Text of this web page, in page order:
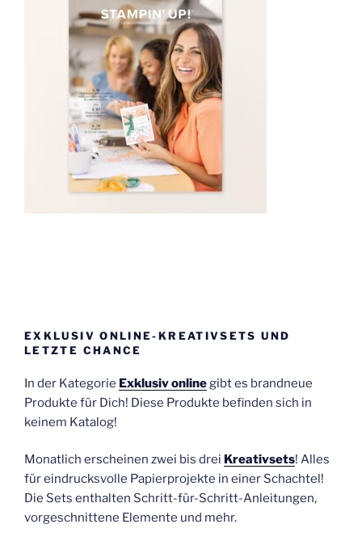
EXKLUSIV ONLINE-KREATIVSETS UND
LETZTE CHANCE
In der Kategorie Exklusiv onlinegibt es brandneue
Produkte für Dich! Diese Produkte befinden sich in
keinem Katalog!
Monatlich erscheinen zwei bis drei Kreativsets! Alles
für eindrucksvolle Papierprojekte in einer Schachtel!
Die Sets enthalten Schritt-für-Schritt-Anleitungen,
vorgeschnittene Elemente und mehr.